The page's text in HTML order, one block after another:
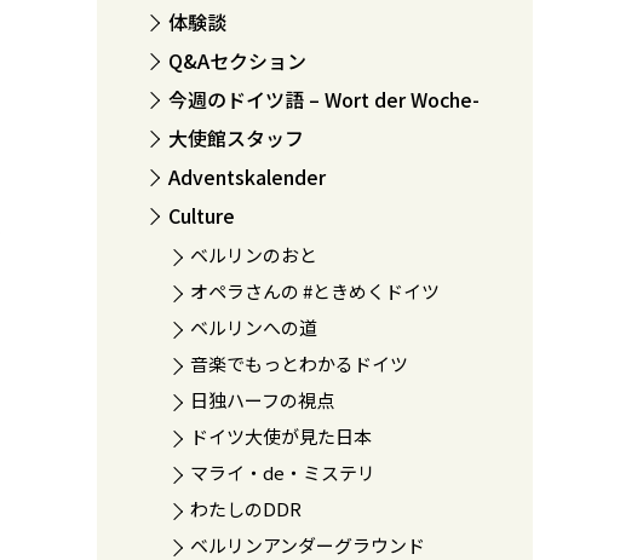
体験談
Q&Aセクション
今週のドイツ語 – Wort der Woche-
大使館スタッフ
Adventskalender
Culture
ベルリンのおと
オペラさんの #ときめくドイツ
ベルリンへの道
音楽でもっとわかるドイツ
日独ハーフの視点
ドイツ大使が見た日本
マライ・de・ミステリ
わたしのDDR
ベルリンアンダーグラウンド